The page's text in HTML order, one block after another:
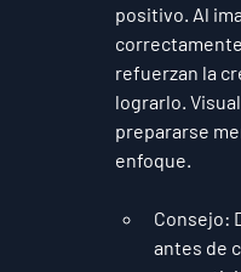
positivo. Al
refuerzan la
lograrlo.
prepararse
enfoque.
Consejo:
antes de